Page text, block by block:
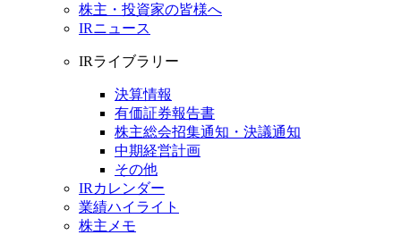
株主・投資家の皆様へ
IRニュース
IRライブラリー
決算情報
有価証券報告書
株主総会招集通知・決議通知
中期経営計画
その他
IRカレンダー
業績ハイライト
株主メモ